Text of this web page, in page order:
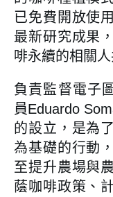
已免費開放使
最新研究成果
啡永續的相關
負責監督電子
員Eduardo
的設立，是為
為基礎的行動
至提升農場與
蔭咖啡政策、